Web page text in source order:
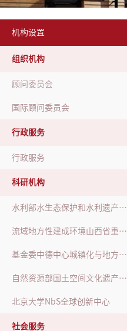
机构设置
组织机构
顾问委员会
国际顾问委员会
行政服务
行政服务
科研机构
水利部水生态保护和水利遗产重点实验室
流域地方性建成环境山西省重点实验室
基金委中德中心城镇化与地方性合作小组
自然资源部国土空间文化遗产保护与再生工程技术创新中心
北京大学NbS全球创新中心
社会服务